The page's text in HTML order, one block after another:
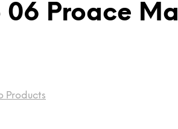
06 Proace
Products